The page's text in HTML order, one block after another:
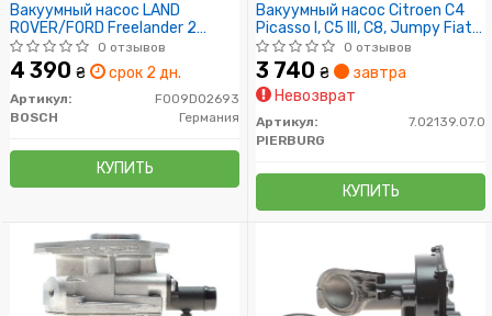
Вакуумный насос LAND
ROVER/FORD Freelander 2
SD4/TD4/Range Rover
Evoque/Mondeo \'\'2.2TDCI
0 отзывов
4 390 ₴ срок 2 дн.
Артикул:
F009D02693
BOSCH
Германия
КУПИТЬ
Вакуумный насос Citroen C4
Picasso I, C5 III, C8, Jumpy Fiat
Scudo Ford C-Max II, Galaxy,
Kuga I, Mondeo IV, S-Max
Peugeot Expert 3 2.0 Hdi
03.06-
0 отзывов
3 740 ₴
завтра
Невозврат
Артикул:
7.02139.07.0
PIERBURG
КУПИТЬ